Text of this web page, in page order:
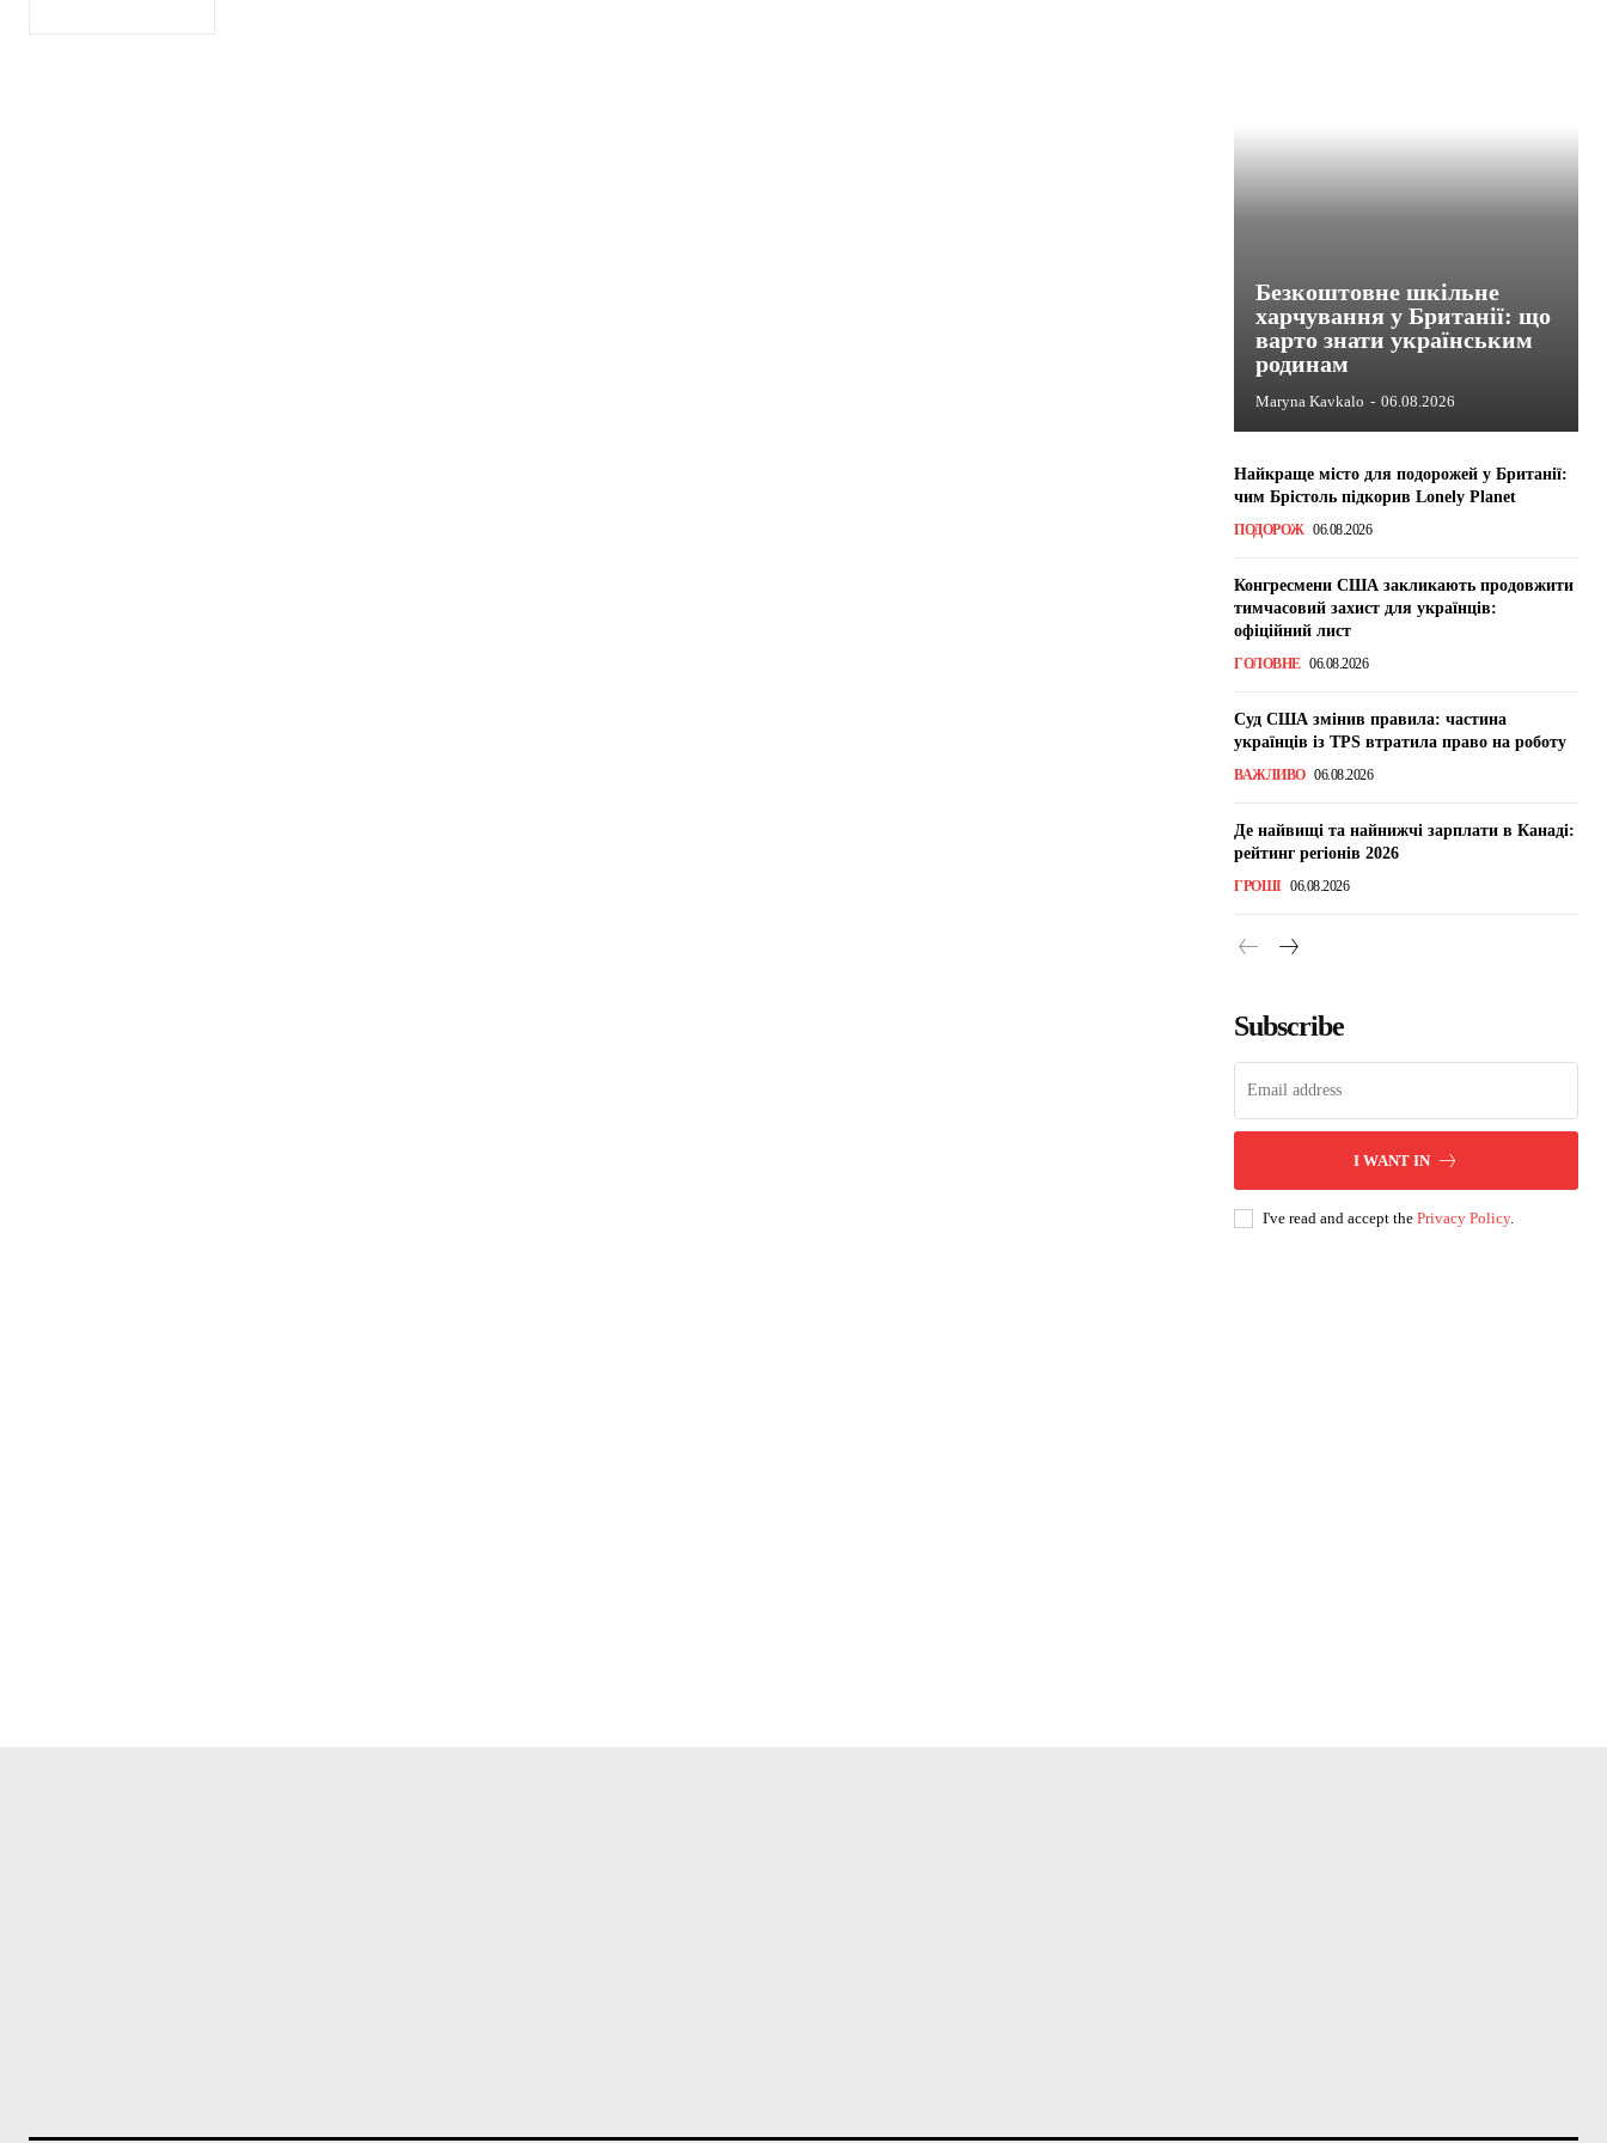
Безкоштовне шкільне
харчування у Британії: що
варто знати українським
родинам
Maryna Kavkalo - 06.08.2026
Найкраще місто для подорожей у Британії:
чим Брістоль підкорив Lonely Planet
ПОДОРОЖ 06.08.2026
Конгресмени США закликають продовжити
тимчасовий захист для українців:
офіційний лист
ГОЛОВНЕ 06.08.2026
Суд США змінив правила: частина
українців із TPS втратила право на роботу
ВАЖЛИВО 06.08.2026
Де найвищі та найнижчі зарплати в Канаді:
рейтинг регіонів 2026
ГРОШІ 06.08.2026
Subscribe
I WANT IN
I've read and accept the Privacy Policy.